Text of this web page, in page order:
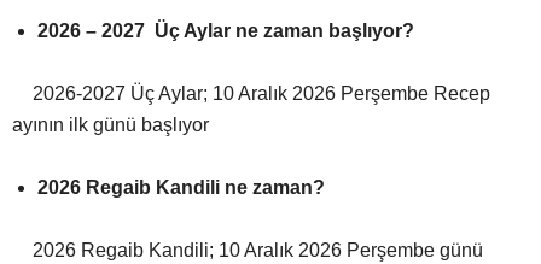
2026 – 2027 Üç Aylar ne zaman başlıyor?
2026-2027 Üç Aylar; 10 Aralık 2026 Perşembe Recep
ayının ilk günü başlıyor
2026 Regaib Kandili ne zaman?
2026 Regaib Kandili; 10 Aralık 2026 Perşembe günü